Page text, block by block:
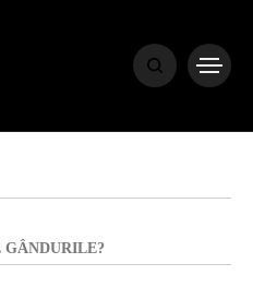
GÂNDURILE?
HOME